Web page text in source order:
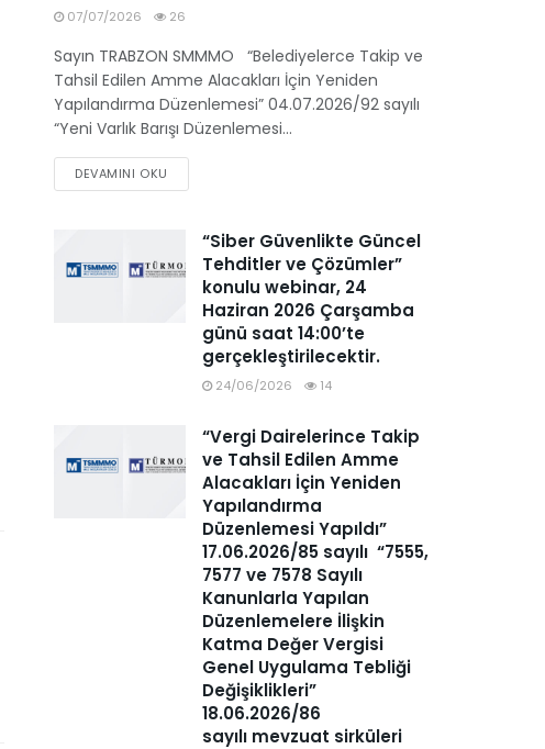
07/07/2026 26
Sayın TRABZON SMMMO “Belediyelerce Takip ve
Tahsil Edilen Amme Alacakları İçin Yeniden
Yapılandırma Düzenlemesi” 04.07.2026/92 sayılı
“Yeni Varlık Barışı Düzenlemesi...
DEVAMINI OKU
“Siber Güvenlikte Güncel
Tehditler ve Çözümler”
konulu webinar, 24
Haziran 2026 Çarşamba
günü saat 14:00’te
gerçekleştirilecektir.
24/06/2026 14
“Vergi Dairelerince Takip
ve Tahsil Edilen Amme
Alacakları İçin Yeniden
Yapılandırma
Düzenlemesi Yapıldı”
17.06.2026/85 sayılı “7555,
7577 ve 7578 Sayılı
Kanunlarla Yapılan
Düzenlemelere İlişkin
Katma Değer Vergisi
Genel Uygulama Tebliği
Değişiklikleri”
18.06.2026/86
sayılı mevzuat sirküleri